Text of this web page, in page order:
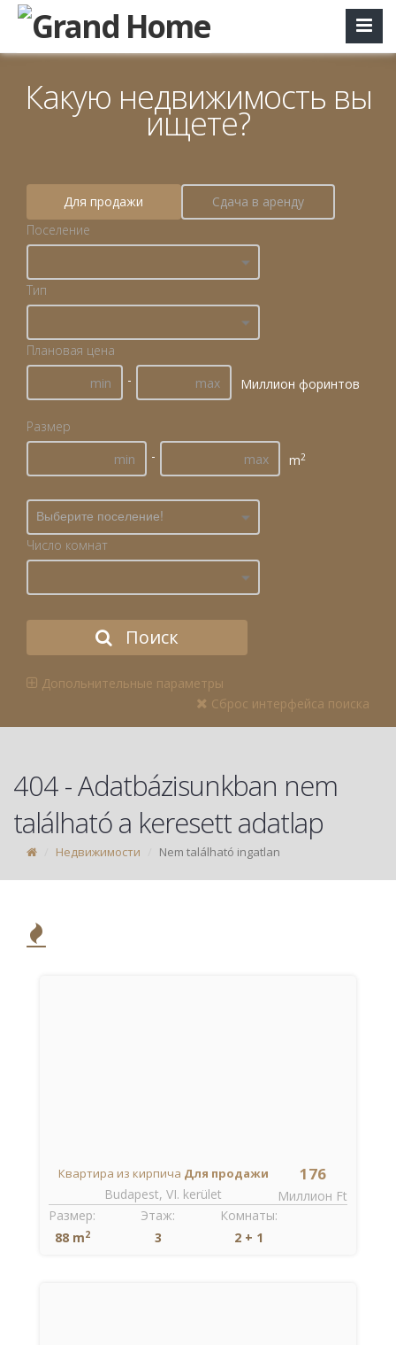
Какую недвижимость вы
ищете?
Для продажи
Сдача в аренду
Поселение
Тип
Плановая цена
-
Миллион форинтов
Размер
-
m2
Выберите поселение!
Число комнат
Поиск
Допольнительные параметры
Сброс интерфейса поиска
404 - Adatbázisunkban nem
található a keresett adatlap
Недвижимости Nem található ingatlan
176
Миллион Ft
Квартира из кирпича Для продажи
Budapest, VI. kerület
Комнаты:
2 + 1
Размер:
88 m2
Этаж:
3